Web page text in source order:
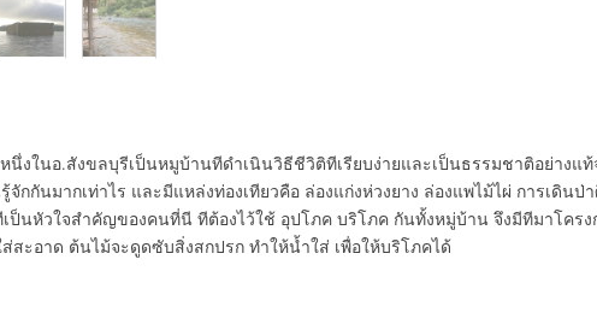
นึ่งในอ.สังขลบุรีเป็นหมูบ้านทีดำเนินวิธีชีวิติทีเรียบง่ายและเป็นธรรมชาติอย่างแท้
กกันมากเท่าไร และมีแหล่งท่องเทียวคือ ล่องแก่งห่วงยาง ล่องแพไม้ไผ่ การเดินป่
นหัวใจสำคัญของคนที่นี ทีต้องไว้ใช้ อุปโภค บริโภค กันทั้งหมู่บ้าน จึงมีทีมาโครง
สะอาด ต้นไม้จะดูดซับสิ่งสกปรก ทำให้น้ำใส่ เพื่อให้บริโภคได้